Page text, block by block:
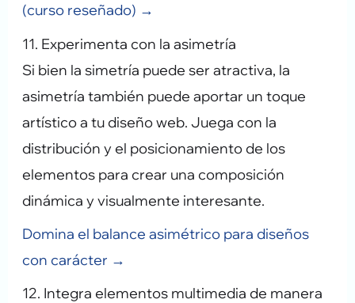
(curso reseñado) →
11. Experimenta con la asimetría
Si bien la simetría puede ser atractiva, la
asimetría también puede aportar un toque
artístico a tu diseño web. Juega con la
distribución y el posicionamiento de los
elementos para crear una composición
dinámica y visualmente interesante.
Domina el balance asimétrico para diseños
con carácter →
12. Integra elementos multimedia de manera